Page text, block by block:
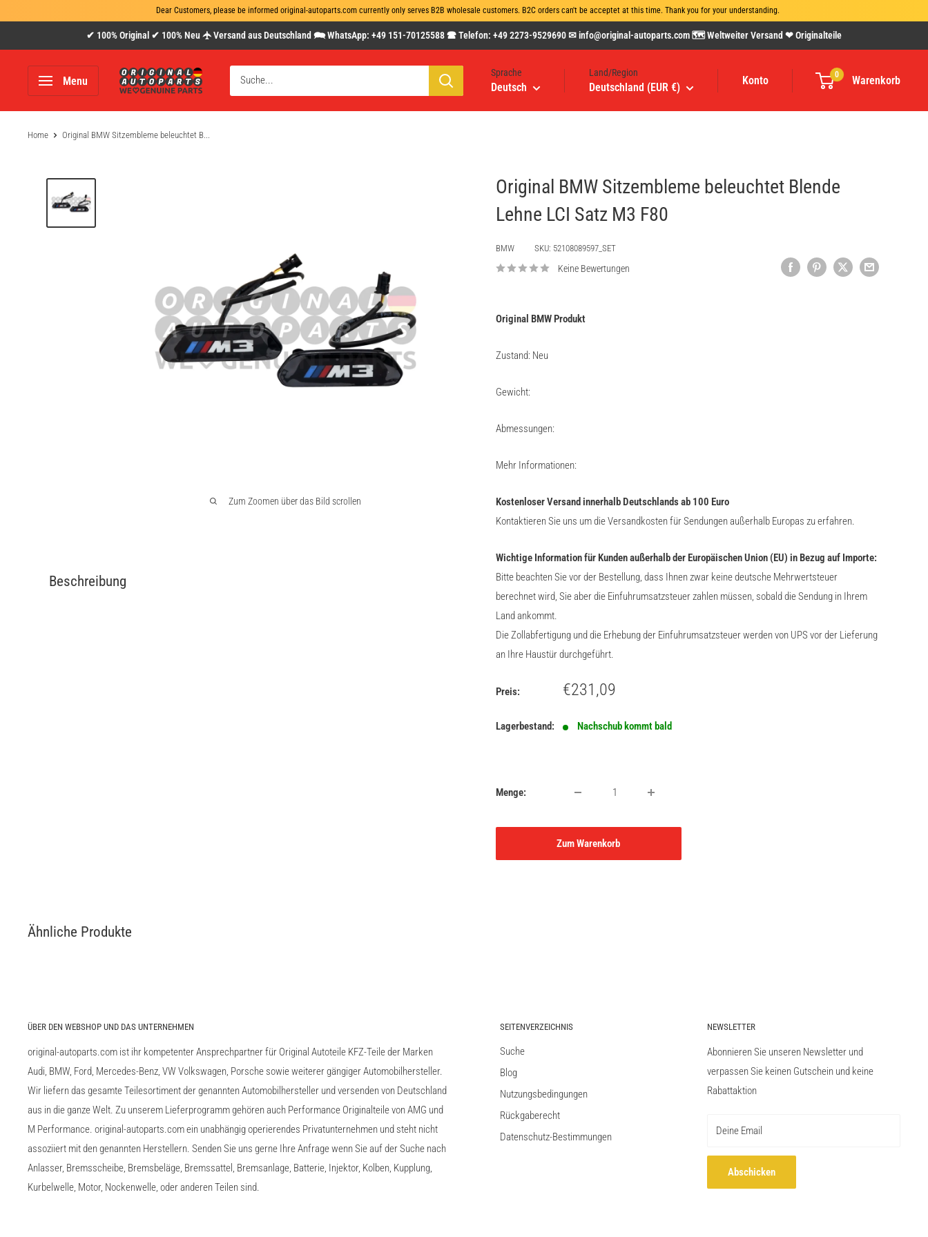
Dear Customers, please be informed original-autoparts.com currently only serves B2B wholesale customers. B2C orders can't be acceptet at this time. Thank you for your understanding.
zum
✔ 100% Original ✔ 100% Neu 🛧 Versand aus Deutschland 🗪 WhatsApp: +49 151-70125588 🕿 Telefon: +49 2273-9529690 ✉ info@original-autoparts.com 🗺 Weltweiter Versand ❤ Originalteile
Menu
www.original-
autoparts.com
Sprache
Deutsch
Land/Region
Deutschland (EUR €)
Konto 0 Warenkorb
Home Original BMW Sitzembleme beleuchtet B...
Zum Zoomen über das Bild scrollen
Original BMW Sitzembleme beleuchtet Blende
Lehne LCI Satz M3 F80
BMW SKU: 52108089597_SET
Keine Bewertungen
Original BMW Produkt
Zustand: Neu
Gewicht:
Abmessungen:
Mehr Informationen:
Kostenloser Versand innerhalb Deutschlands ab 100 Euro
Kontaktieren Sie uns um die Versandkosten für Sendungen außerhalb Europas zu erfahren.
Wichtige Information für Kunden außerhalb der Europäischen Union (EU) in Bezug auf Importe:
Bitte beachten Sie vor der Bestellung, dass Ihnen zwar keine deutsche Mehrwertsteuer
berechnet wird, Sie aber die Einfuhrumsatzsteuer zahlen müssen, sobald die Sendung in Ihrem
Land ankommt.
Die Zollabfertigung und die Erhebung der Einfuhrumsatzsteuer werden von UPS vor der Lieferung
an Ihre Haustür durchgeführt.
Preis: Sonderpreis
€231,09
Lagerbestand: Nachschub kommt bald
Menge:
Zum Warenkorb
Beschreibung
Ähnliche Produkte
ÜBER DEN WEBSHOP UND DAS UNTERNEHMEN
original-autoparts.com ist ihr kompetenter Ansprechpartner für Original Autoteile KFZ-Teile der Marken
Audi, BMW, Ford, Mercedes-Benz, VW Volkswagen, Porsche sowie weiterer gängiger Automobilhersteller.
Wir liefern das gesamte Teilesortiment der genannten Automobilhersteller und versenden von Deutschland
aus in die ganze Welt. Zu unserem Lieferprogramm gehören auch Performance Originalteile von AMG und
M Performance. original-autoparts.com ein unabhängig operierendes Privatunternehmen und steht nicht
assoziiert mit den genannten Herstellern. Senden Sie uns gerne Ihre Anfrage wenn Sie auf der Suche nach
Anlasser, Bremsscheibe, Bremsbeläge, Bremssattel, Bremsanlage, Batterie, Injektor, Kolben, Kupplung,
Kurbelwelle, Motor, Nockenwelle, oder anderen Teilen sind.
SEITENVERZEICHNIS
Suche
Blog
Nutzungsbedingungen
Rückgaberecht
Datenschutz-Bestimmungen
NEWSLETTER
Abonnieren Sie unseren Newsletter und
verpassen Sie keinen Gutschein und keine
Rabattaktion
Deine Email
Abschicken